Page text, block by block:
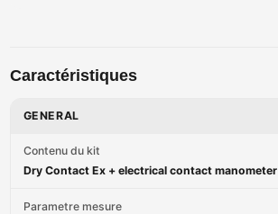
Caractéristiques
GENERAL
Contenu du kit
Dry Contact Ex + electrical contact manometer
Parametre mesure